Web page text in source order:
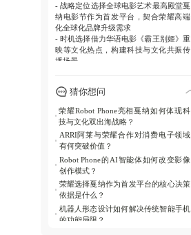
-战略定位选择全球电影艺术最高殿堂戛
纳电影节作为首发平台，契合荣耀高端
化全球化品牌升级需求
-时机选择借力华语电影《霸王别姬》重
映等文化热点，构建科技与文化共振传
播场景
-形态革命通过机器人可动结构突破直板
手机十年未变的物理形态限制
-AI赋能全栈智能体实现环境感知、意图
理解与自主运镜决策
-专业下沉与ARRI合作移植电影级色彩
科学/视觉体系/工业流程
3. 市场反响与舆论
猜你想问
荣耀Robot Phone亮相戛纳如何体现科
技与文化双出海战略？
ARRI阿莱与荣耀合作对消费电子领域
有何突破价值？
Robot Phone的AI智能体如何改变影像
创作模式？
荣耀选择戛纳作为首发平台的核心决策
依据是什么？
机器人形态设计如何解决传统智能手机
的功能局限？